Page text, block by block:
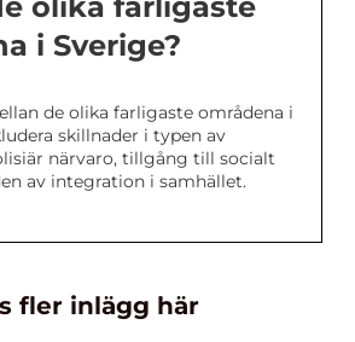
i Sverige?
de olika farligaste områdena i
skillnader i typen av
närvaro, tillgång till socialt
av integration i samhället.
fler inlägg här